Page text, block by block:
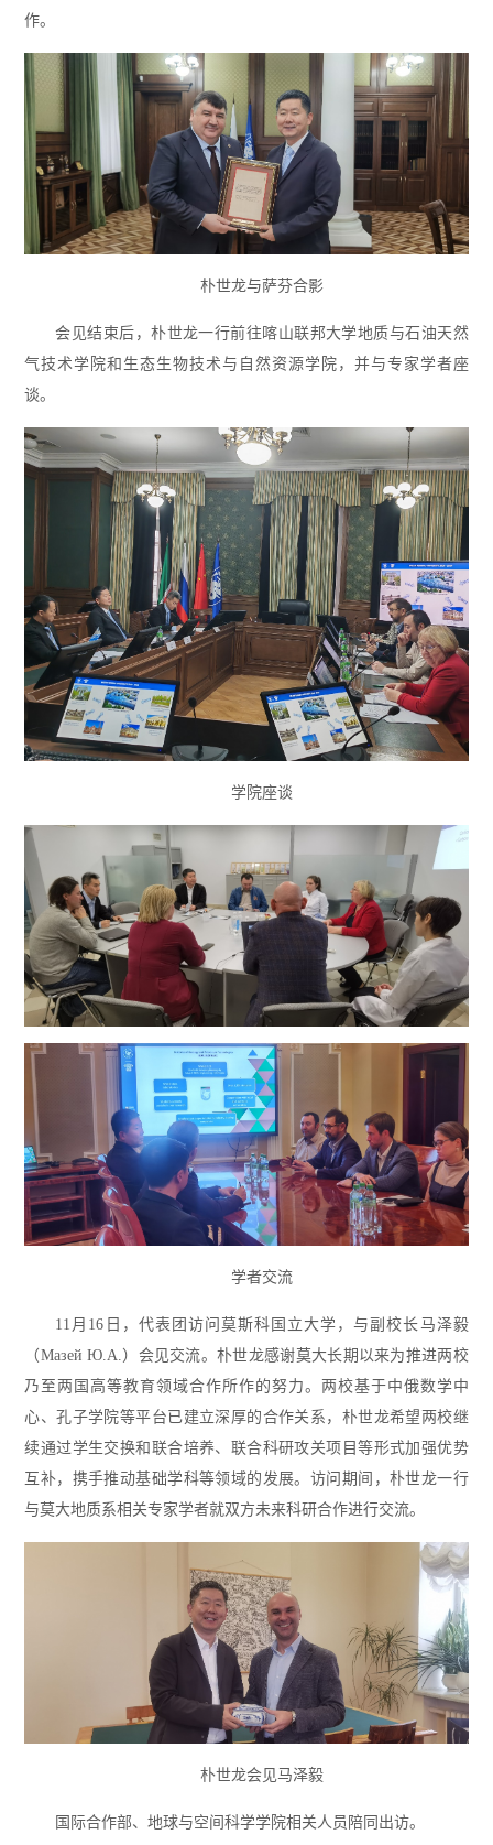
作。
朴世龙与萨芬合影
会见结束后，朴世龙一行前往喀山联邦大学地质与石油天然
气技术学院和生态生物技术与自然资源学院，并与专家学者座
谈。
学院座谈
学者交流
11月16日，代表团访问莫斯科国立大学，与副校长马泽毅
（Мазей Ю.А.）会见交流。朴世龙感谢莫大长期以来为推进两校
乃至两国高等教育领域合作所作的努力。两校基于中俄数学中
心、孔子学院等平台已建立深厚的合作关系，朴世龙希望两校继
续通过学生交换和联合培养、联合科研攻关项目等形式加强优势
互补，携手推动基础学科等领域的发展。访问期间，朴世龙一行
与莫大地质系相关专家学者就双方未来科研合作进行交流。
朴世龙会见马泽毅
国际合作部、地球与空间科学学院相关人员陪同出访。